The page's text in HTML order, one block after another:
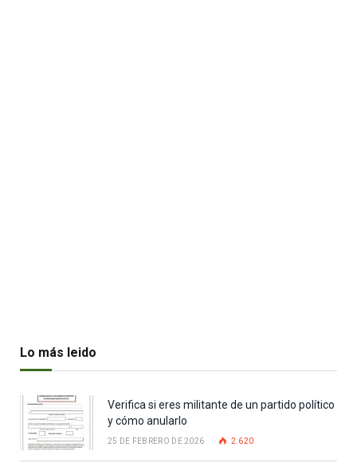
Lo más leido
Verifica si eres militante de un partido político
y cómo anularlo
25 DE FEBRERO DE 2026 2.620